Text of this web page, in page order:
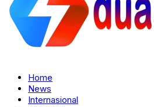
Home
News
Internasional